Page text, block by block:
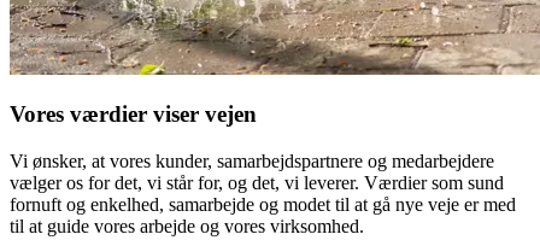
Vores værdier viser vejen
Vi ønsker, at vores kunder, samarbejdspartnere og medarbejdere
vælger os for det, vi står for, og det, vi leverer. Værdier som sund
fornuft og enkelhed, samarbejde og modet til at gå nye veje er med
til at guide vores arbejde og vores virksomhed.